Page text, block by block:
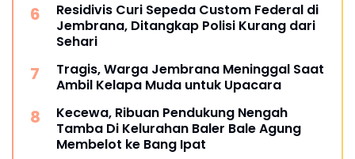
Residivis Curi Sepeda Custom Federal di
Jembrana, Ditangkap Polisi Kurang dari
Sehari
Tragis, Warga Jembrana Meninggal Saat
Ambil Kelapa Muda untuk Upacara
Kecewa, Ribuan Pendukung Nengah
Tamba Di Kelurahan Baler Bale Agung
Membelot ke Bang Ipat